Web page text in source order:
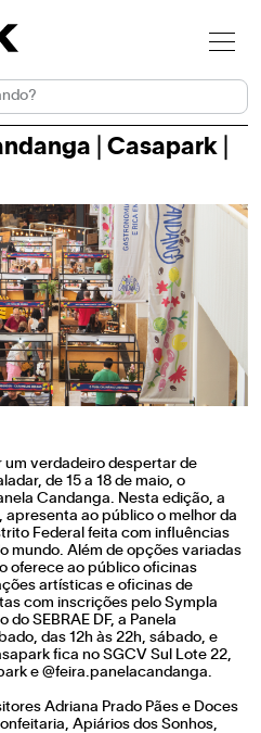
| Casapark |
verdadeiro despertar de
de 15 a 18 de maio, o
Candanga. Nesta edição, a
ao público o melhor da
Federal feita com influências
mundo. Além de opções variadas
oferece ao público oficinas
artísticas e oficinas de
com inscrições pelo Sympla
do SEBRAE DF, a Panela
das 12h às 22h, sábado, e
fica no SGCV Sul Lote 22,
e @feira.panelacandanga.
Adriana Prado Pães e Doces
Apiários dos Sonhos,